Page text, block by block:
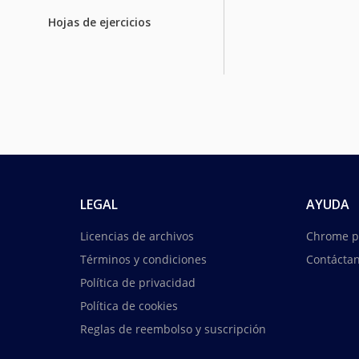
Hojas de ejercicios
LEGAL
Licencias de archivos
Términos y condiciones
Política de privacidad
Política de cookies
Reglas de reembolso y suscripción
AYUDA
Chrome